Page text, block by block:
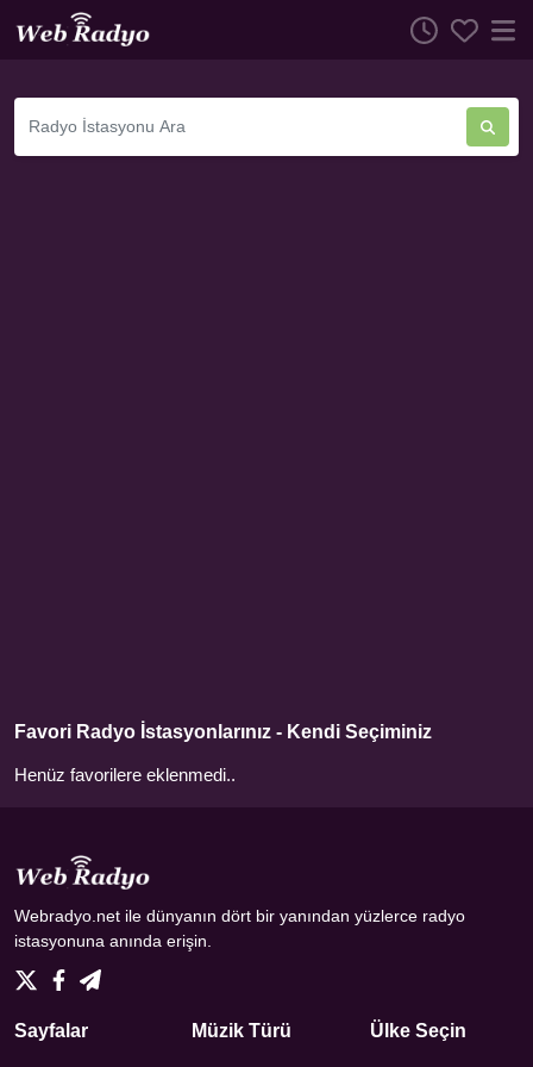
Favori Radyo İstasyonlarınız - Kendi Seçiminiz
Henüz favorilere eklenmedi..
Webradyo.net ile dünyanın dört bir yanından yüzlerce radyo
istasyonuna anında erişin.
Sayfalar Müzik Türü Ülke Seçin